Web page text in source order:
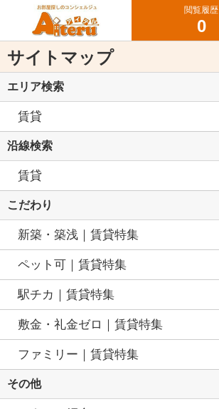
閲覧履歴
0
サイトマップ
エリア検索
賃貸
沿線検索
賃貸
こだわり
新築・築浅｜賃貸特集
ペット可｜賃貸特集
駅チカ｜賃貸特集
敷金・礼金ゼロ｜賃貸特集
ファミリー｜賃貸特集
その他